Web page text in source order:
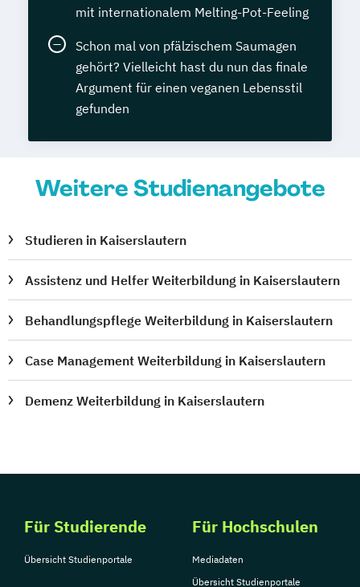
mit internationalem Melting-Pot-Feeling
Schon mal von pfälzischem Saumagen
gehört? Vielleicht hast du nun das finale
Argument für einen veganen Lebensstil
gefunden
Weitere Studienangebote
Studieren in Kaiserslautern
Assistenz und Helfer Weiterbildung in Kaiserslautern
Behandlungspflege Weiterbildung in Kaiserslautern
Case Management Weiterbildung in Kaiserslautern
Demenz Weiterbildung in Kaiserslautern
Für Studierende
Übersicht Studienportale
Für Hochschulen
Mediadaten
Übersicht Studienportale